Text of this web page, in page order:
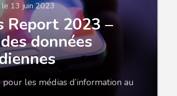
le 13 juin 2023
Report 2023 –
données
pour les médias d’information au